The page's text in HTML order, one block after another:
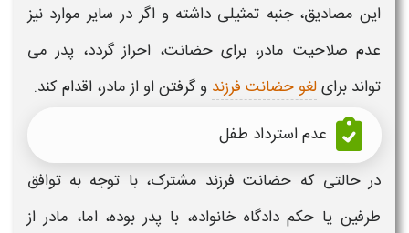
این مصادیق، جنبه تمثیلی داشته و اگر در سایر موارد نیز
عدم صلاحیت مادر، برایحضانت، احراز گردد، پدر می
تواند برایلغو حضانت فرزند و گرفتن او از مادر، اقدام کند.
عدم استرداد طفل
در حالتی که حضانت فرزند مشترک، با توجه به توافق
طرفین یا حکم دادگاه خانواده، با پدر بوده، اما، مادر از